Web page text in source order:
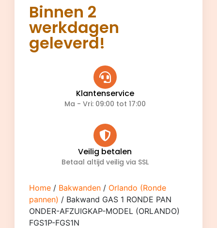
Binnen 2
werkdagen
geleverd!
Klantenservice
Ma - Vri: 09:00 tot 17:00
Veilig betalen
Betaal altijd veilig via SSL
Home / Bakwanden / Orlando (Ronde
pannen) / Bakwand GAS 1 RONDE PAN
ONDER-AFZUIGKAP-MODEL (ORLANDO)
FGS1P-FGS1N